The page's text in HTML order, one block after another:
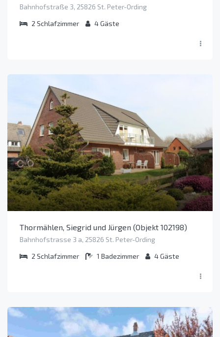
Bahnhofstraße 3, 25826 St. Peter-Ording
2 Schlafzimmer 4Gäste
Thormählen, Siegrid und Jürgen (Objekt 102198)
Bahnhofstrasse 3 a, 25826 St. Peter-Ording
2 Schlafzimmer 1 Badezimmer 4Gäste